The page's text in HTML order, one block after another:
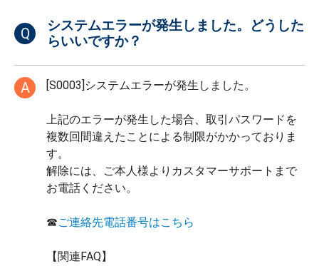
Q
システムエラーが発生しました。どうした
らいいですか？
A [S0003]システムエラーが発生しました。
上記のエラーが発生した場合、取引パスワードを
複数回間違えたことによる制限がかかっておりま
す。
解除には、ご本人様よりカスタマーサポートまで
お電話ください。
☎ご連絡先電話番号はこちら
【関連FAQ】